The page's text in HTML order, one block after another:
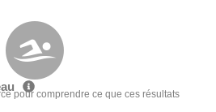
pour comprendre ce que ces résultats